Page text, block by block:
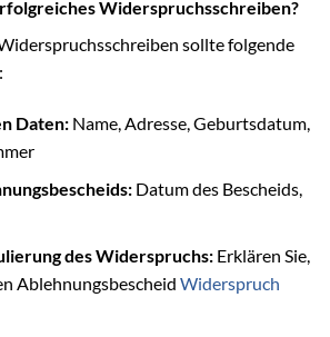
Widerspruchsschreiben?
sollte folgende
Daten:Name, Adresse, Geburtsdatum,
Datum des Bescheids,
des Widerspruchs:Erklären Sie,
Ablehnungsbescheid Widerspruch